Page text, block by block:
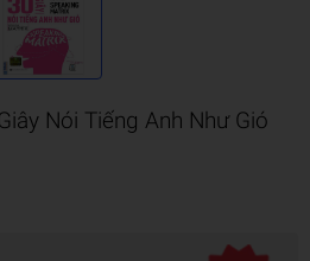
Nói Tiếng Anh Như Gió